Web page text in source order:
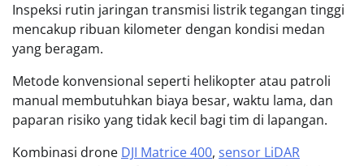
Inspeksi rutin jaringan transmisi listrik tegangan tinggi
mencakup ribuan kilometer dengan kondisi medan
yang beragam.
Metode konvensional seperti helikopter atau patroli
manual membutuhkan biaya besar, waktu lama, dan
paparan risiko yang tidak kecil bagi tim di lapangan.
Kombinasi drone DJI Matrice 400, sensor LiDAR